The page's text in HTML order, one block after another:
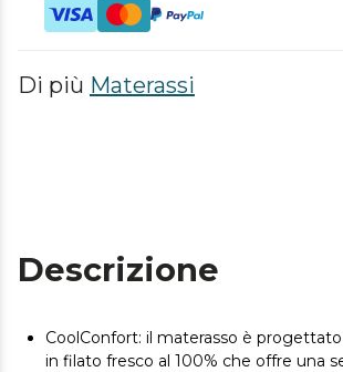
Di più Materassi
Descrizione
CoolConfort: il materasso è
in filato fresco al 100% che offre una